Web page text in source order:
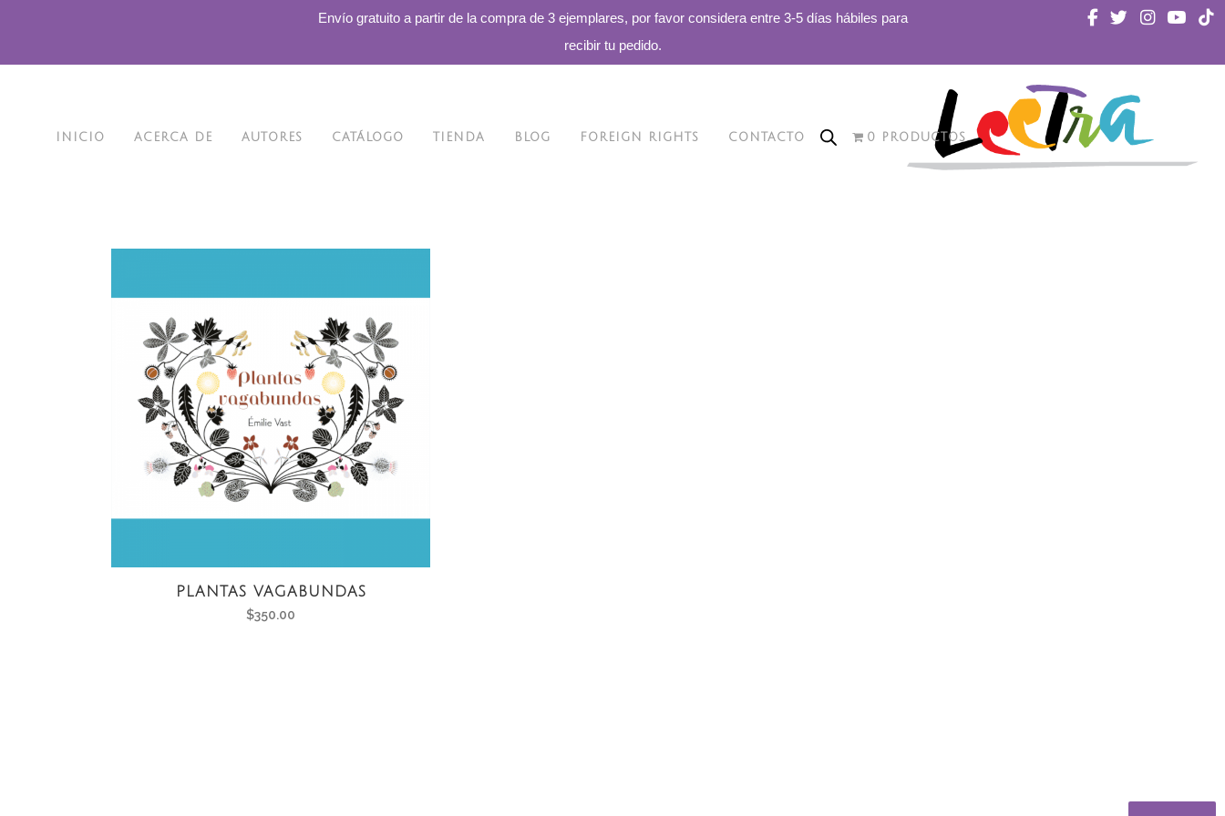
Envío gratuito a partir de la compra de 3 ejemplares, por favor considera entre 3-5 días hábiles para
recibir tu pedido.
INICIO ACERCA DE AUTORES CATÁLOGO TIENDA BLOG FOREIGN RIGHTS CONTACTO 0 PRODUCTOS
PLANTAS VAGABUNDAS
$350.00